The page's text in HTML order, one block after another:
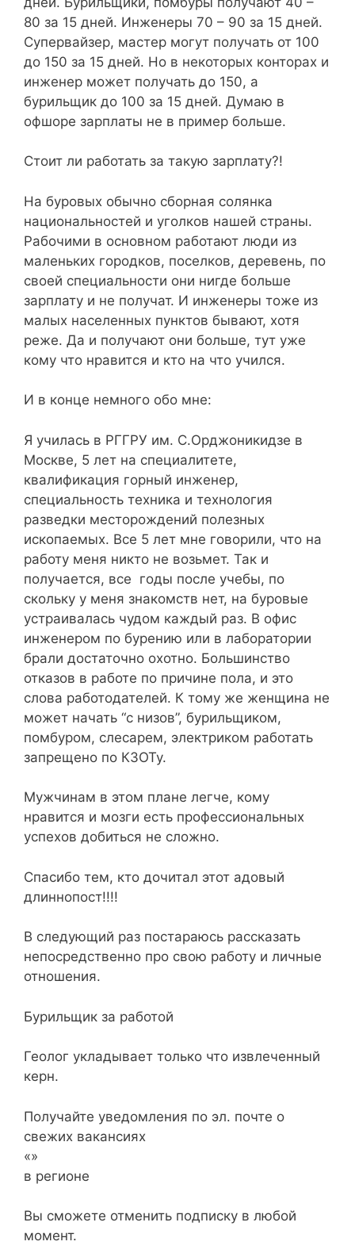
80 за 15 дней. Инженеры 70 – 90 за 15 дней.
Супервайзер, мастер могут получать от 100
до 150 за 15 дней. Но в некоторых конторах и
инженер может получать до 150, а
бурильщик до 100 за 15 дней. Думаю в
офшоре зарплаты не в пример больше.
Стоит ли работать за такую зарплату?!
На буровых обычно сборная солянка
национальностей и уголков нашей страны.
Рабочими в основном работают люди из
маленьких городков, поселков, деревень, по
своей специальности они нигде больше
зарплату и не получат. И инженеры тоже из
малых населенных пунктов бывают, хотя
реже. Да и получают они больше, тут уже
кому что нравится и кто на что учился.
И в конце немного обо мне:
Я училась в РГГРУ им. С.Орджоникидзе в
Москве, 5 лет на специалитете,
квалификация горный инженер,
специальность техника и технология
разведки месторождений полезных
ископаемых. Все 5 лет мне говорили, что на
работу меня никто не возьмет. Так и
получается, все годы после учебы, по
скольку у меня знакомств нет, на буровые
устраивалась чудом каждый раз. В офис
инженером по бурению или в лаборатории
брали достаточно охотно. Большинство
отказов в работе по причине пола, и это
слова работодателей. К тому же женщина не
может начать “с низов”, бурильщиком,
помбуром, слесарем, электриком работать
запрещено по КЗОТу.
Мужчинам в этом плане легче, кому
нравится и мозги есть профессиональных
успехов добиться не сложно.
Спасибо тем, кто дочитал этот адовый
длиннопост!!!!
В следующий раз постараюсь рассказать
непосредственно про свою работу и личные
отношения.
Бурильщик за работой
Геолог укладывает только что извлеченный
керн.
Получайте уведомления по эл. почте о
свежих вакансиях
«»
в регионе
Вы сможете отменить подписку в любой
момент.